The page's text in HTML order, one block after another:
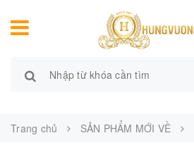
Trang chủ SẢN PHẨM MỚI VỀ